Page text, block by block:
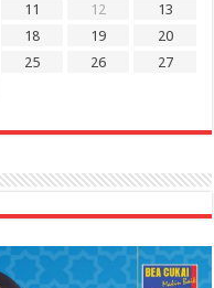
11 12
13
18 19
20
25 26
27